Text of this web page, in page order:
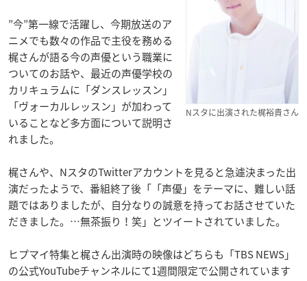
Nスタに出演された梶裕貴さん
”今”第一線で活躍し、今期放送のア
ニメでも数々の作品で主役を務める
梶さんが語る今の声優という職業に
ついてのお話や、最近の声優学校の
カリキュラムに「ダンスレッスン」
「ヴォーカルレッスン」が加わって
いることなど多方面について説明さ
れました。
梶さんや、NスタのTwitterアカウントを見ると急遽決まった出
演だったようで、番組終了後「「声優」をテーマに、難しい話
題ではありましたが、自分なりの誠意を持ってお話させていた
だきました。…無茶振り！笑」とツイートされていました。
ヒプマイ特集と梶さん出演時の映像はどちらも「TBS NEWS」
の公式YouTubeチャンネルにて1週間限定で公開されています